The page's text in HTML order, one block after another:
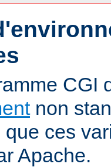
CGI
non
ces
Apache.